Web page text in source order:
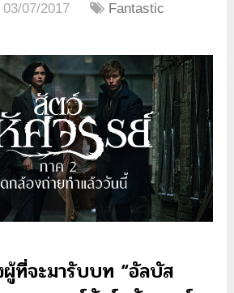
03/07/2017
Fantastic
ผู้ที่จะมารับบท “อัลบัส